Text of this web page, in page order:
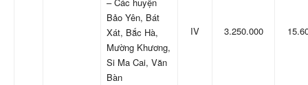
Bảo Yên, Bát
Xát, Bắc Hà,
Mường Khương,
Si Ma Cai, Văn
Bàn
IV 3.250.000